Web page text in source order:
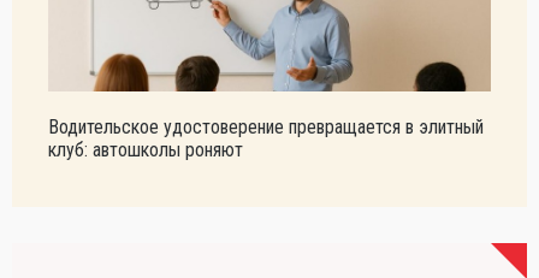
Водительское удостоверение превращается в элитный
клуб: автошколы роняют